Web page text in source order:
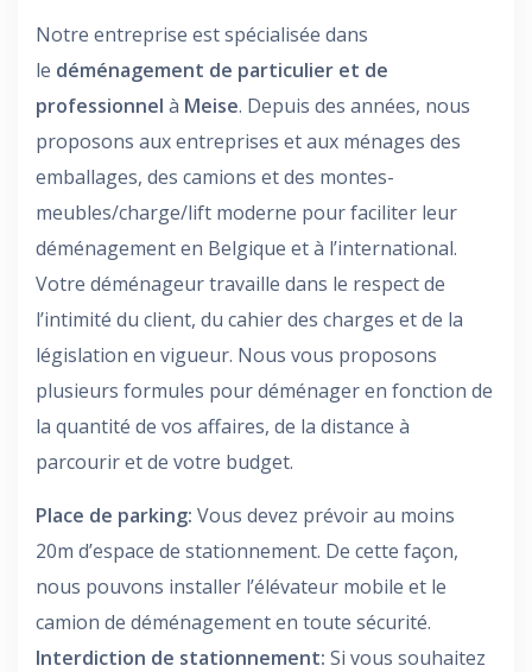
Notre entreprise est spécialisée dans
le déménagement de particulier et de
professionnel à Meise. Depuis des années, nous
proposons aux entreprises et aux ménages des
emballages, des camions et des montes-
meubles/charge/lift moderne pour faciliter leur
déménagement en Belgique et à l’international.
Votre déménageur travaille dans le respect de
l’intimité du client, du cahier des charges et de la
législation en vigueur. Nous vous proposons
plusieurs formules pour déménager en fonction de
la quantité de vos affaires, de la distance à
parcourir et de votre budget.
Place de parking: Vous devez prévoir au moins
20m d’espace de stationnement. De cette façon,
nous pouvons installer l’élévateur mobile et le
camion de déménagement en toute sécurité.
Interdiction de stationnement: Si vous souhaitez